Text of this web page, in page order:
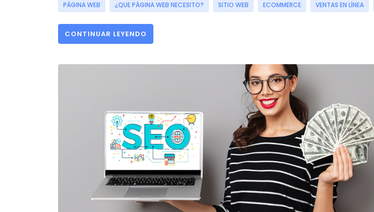
PÁGINA WEB ¿QUE PÁGINA WEB NECESITO? SITIO WEB ECOMMERCE VENTAS EN LÍNEA
CONTINUAR LEYENDO